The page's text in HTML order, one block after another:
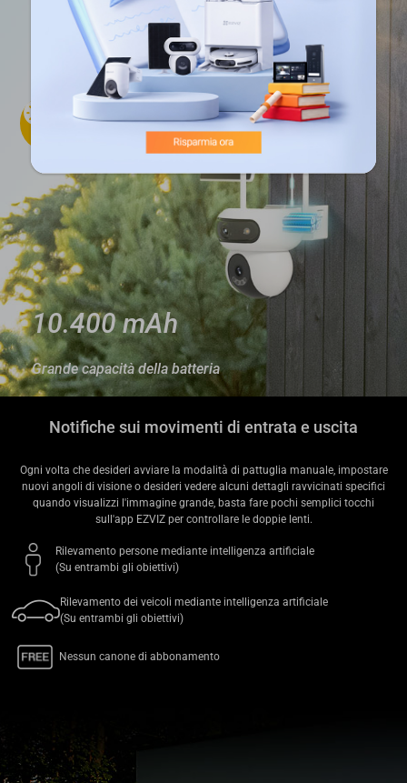
Elevata efficienza di ricarica
ore
10.400 mAh
Grande capacità della batteria
Notifiche sui movimenti di entrata e uscita
Ogni volta che desideri avviare la modalità di pattuglia manuale, impostare
nuovi angoli di visione o desideri vedere alcuni dettagli ravvicinati specifici
quando visualizzi l'immagine grande, basta fare pochi semplici tocchi
sull'app EZVIZ per controllare le doppie lenti.
Rilevamento persone mediante intelligenza artificiale
(Su entrambi gli obiettivi)
Rilevamento dei veicoli mediante intelligenza artificiale
(Su entrambi gli obiettivi)
Nessun canone di abbonamento